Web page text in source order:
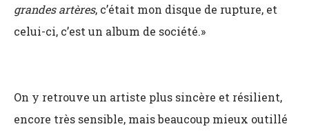
grandes artères, c’était mon disque de rupture, et
celui-ci, c’est un album de société.»
On y retrouve un artiste plus sincère et résilient,
encore très sensible, mais beaucoup mieux outillé